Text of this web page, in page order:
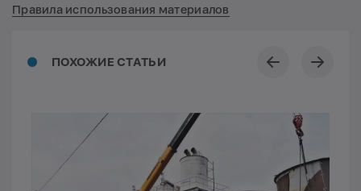
ПОХОЖИЕ СТАТЬИ
Правила использования материалов